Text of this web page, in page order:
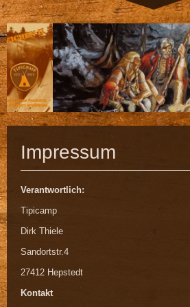
Impressum
Verantwortlich:
Tipicamp
Dirk Thiele
Sandortstr.4
27412 Hepstedt
Kontakt